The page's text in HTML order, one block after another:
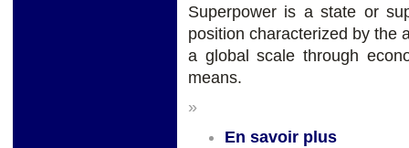
Superpower is a state or
position characterized by the
a global scale through
means.
»
En savoir plus